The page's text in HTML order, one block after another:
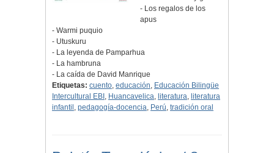
- Los regalos de los
apus
- Warmi puquio
- Utuskuru
- La leyenda de Pamparhua
- La hambruna
- La caída de David Manrique
Etiquetas: cuento, educación, Educación Bilingüe
Intercultural EBI , Huancavelica, literatura, literatura
infantil , pedagogía-docencia, Perú, tradición oral